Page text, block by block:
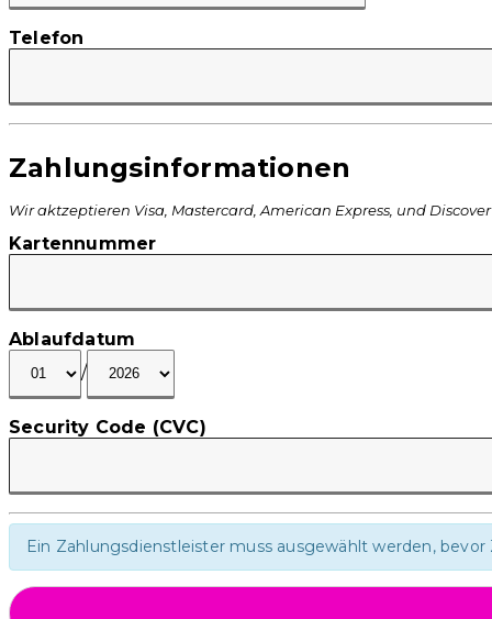
Telefon
Zahlungsinformationen
Wir aktzeptieren Visa, Mastercard, American Express, und Discover
Kartennummer
Ablaufdatum
/
Security Code (CVC)
Ein Zahlungsdienstleister muss ausgewählt werden,